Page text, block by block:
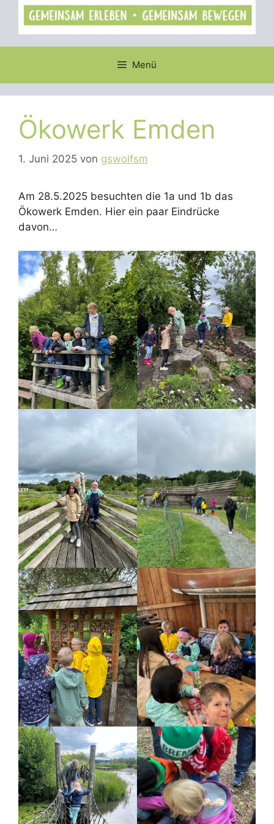
Menü
Ökowerk Emden
1. Juni 2025 von gswolfsm
Am 28.5.2025 besuchten die 1a und 1b das
Ökowerk Emden. Hier ein paar Eindrücke
davon…